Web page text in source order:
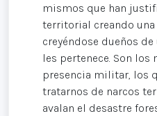
mismos que han
territorial creando una
creyéndose dueños
les pertenece. Son
presencia militar, los
tratarnos de narcos
avalan el desastre